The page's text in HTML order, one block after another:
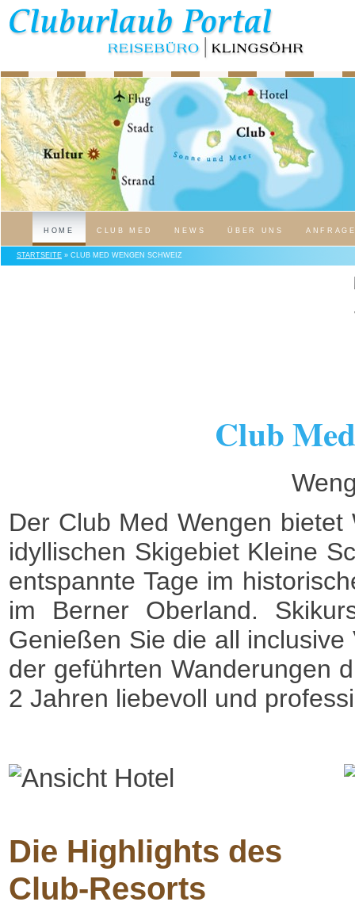
HOME CLUB MED NEWS ÜBER UNS
STARTSEITE » CLUB MED WENGEN SCHWEIZ
Club
Der Club Med Wengen
idyllischen Skigebiet Kleine
entspannte Tage im
im Berner Oberland.
Genießen Sie die all
der geführten Wanderungen
2 Jahren liebevoll und
Die Highlights des
Club-Resorts